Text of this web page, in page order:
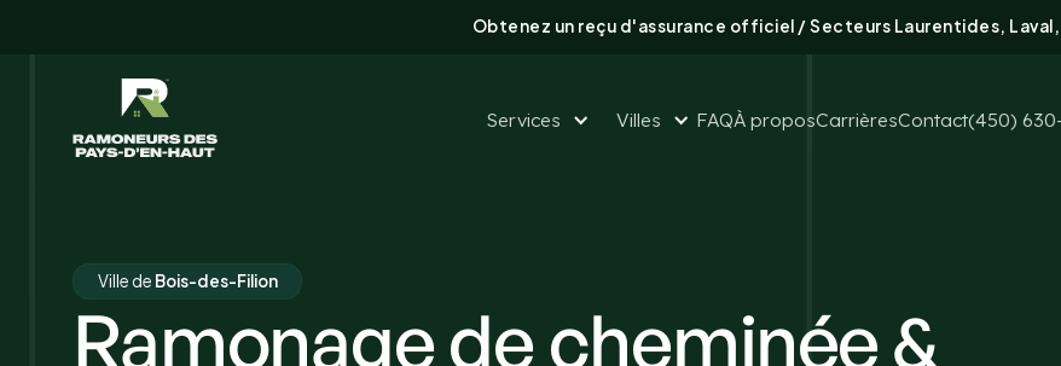
Obtenez un reçu d'assurance officiel / Secteurs Laurentides, Laval,
Services Villes FAQÀ proposCarrièresContact(450)
Ville de Bois-des-Filion
Ramonage de cheminée &